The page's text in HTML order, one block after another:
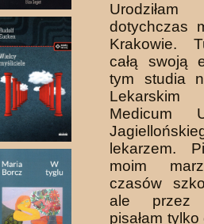
dotychczas
Kra­kowie.
całą swoją
tym studia
Lekarskim
Medicum
lekarzem.
moim
czasów
ale
pisałam